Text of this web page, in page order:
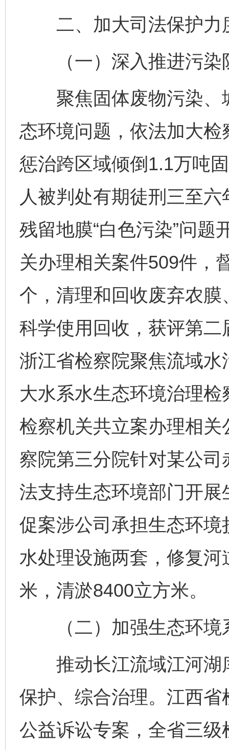
二、加大司法保护力
（一）深入推进污染
聚焦固体废物污染、
态环境问题，依法加大
惩治跨区域倾倒1.1万吨
人被判处有期徒刑三至
残留地膜“白色污染”问题
关办理相关案件509件，
个，清理和回收废弃农
科学使用回收，获评第二
浙江省检察院聚焦流域
大水系水生态环境治理
检察机关共立案办理相
察院第三分院针对某公
法支持生态环境部门开
促案涉公司承担生态环
水处理设施两套，修复
米，清淤8400立方米。
（二）加强生态环境
推动长江流域江河湖
保护、综合治理。江西
公益诉讼专案，全省三